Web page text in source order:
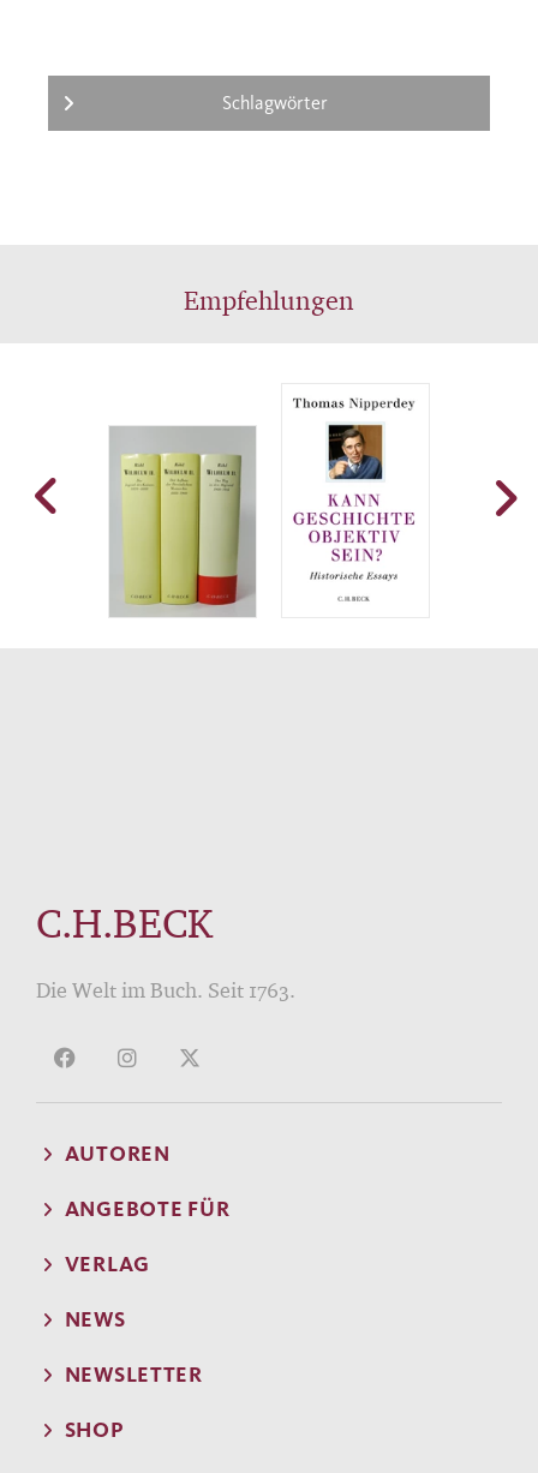
Schlagwörter
Empfehlungen
C.H.BECK
Die Welt im Buch. Seit 1763.
AUTOREN
ANGEBOTE FÜR
VERLAG
NEWS
NEWSLETTER
SHOP